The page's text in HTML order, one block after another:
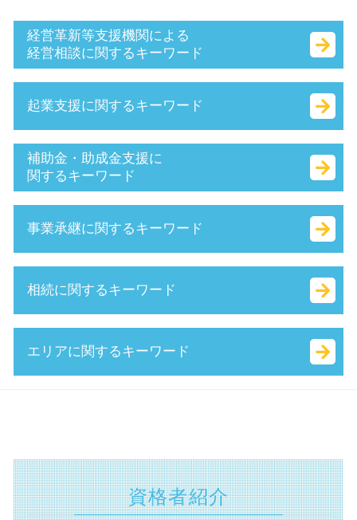
経営革新等支援機関による
経営相談に関するキーワード
保証制度 とは
早期 経営改善 計画
認定 支援 機関 検索
キャッシュフロー 考え方
認定支援機関 経営改善計画
経営革新等支援機関 とは
経営 計画 作り方
sbir とは
赤字 経営
事業計画書 とは
企業組合 とは
中小企業経営力強化資金 とは
起業支援に関するキーワード
法人化 メリット
法人化 費用
個人事業主 法人成り
起業 税金
起業 資本金
会社設立 費用
株式 会社 定款
相対的記載事項 とは
個人事業主 法人化 タイミング
合同 会社 資本金
合同 会社 経費
ベンチャー 起業 とは
補助金・助成金支援に
関するキーワード
人材確保等支援助成金 とは
事業再構築補助金 とは
補助金 とは
起業支援 助成金
助成金 種類
就業規則 助成金
キャリアアップ 助成金 とは
創業補助金 とは
業務改善助成金 とは
事業承継に関するキーワード
事業 承継 とは
資本 提携 とは
株式 譲渡 とは
自己 株式 とは
m&a 資格
議決権 とは
株式譲渡 手続き
共益権 とは
相続に関するキーワード
相続 財産
遺産 分割
単純承認 とは
代襲 相続 とは
相続 兄弟
エリアに関するキーワード
相続 静岡県 税理士
経営革新等支援機関 埼玉県 税理士
助成金申請 横須賀市 相談
資格者紹介